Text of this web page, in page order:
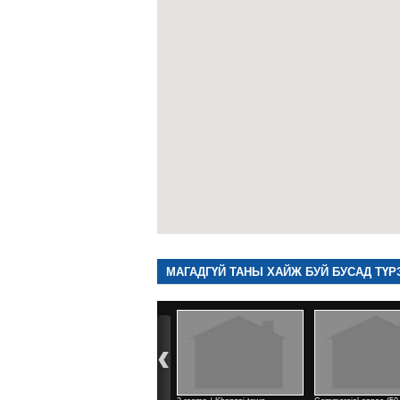
МАГАДГҮЙ ТАНЫ ХАЙЖ БУЙ БУСАД